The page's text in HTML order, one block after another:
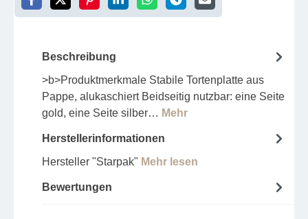
Beschreibung
>b>Produktmerkmale Stabile Tortenplatte aus
Pappe, alukaschiert Beidseitig nutzbar: eine Seite
gold, eine Seite silber… Mehr
Herstellerinformationen
Hersteller "Starpak" Mehr lesen
Bewertungen